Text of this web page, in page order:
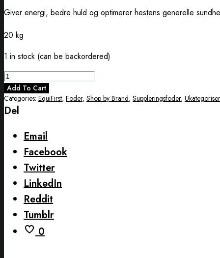
Giver energi, bedre huld og optimerer hestens generelle
20 kg
1 in stock (can be backordered)
EQUIFIRST
Linamix
quantity
Add To Cart
Categories: EquiFirst, Foder, Shop by Brand, Suppleringsfoder,
Del
Email
Facebook
Twitter
LinkedIn
Reddit
Tumblr
0